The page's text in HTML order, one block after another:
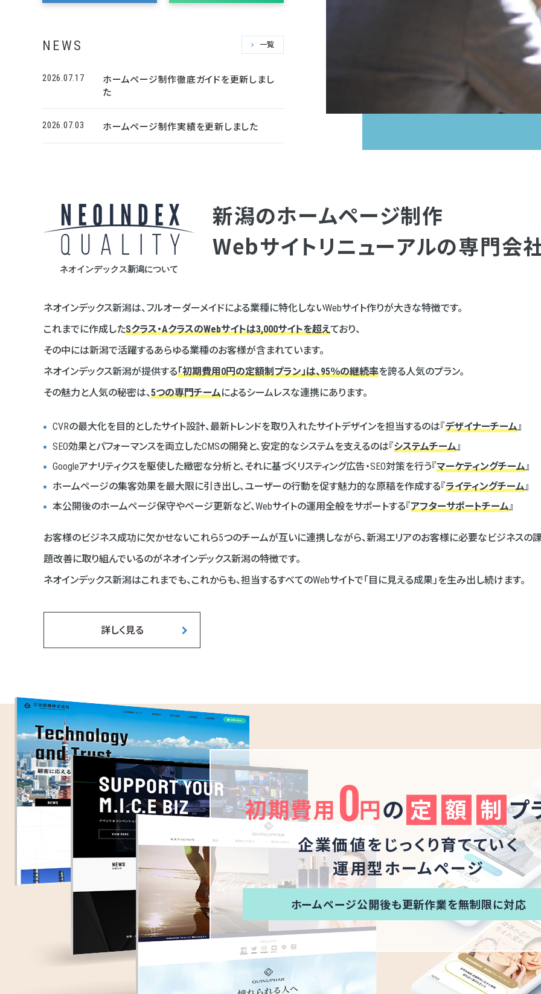
NEWS
2026.07.17
ホームページ制作徹底ガイドを更新しまし
た
2026.07.03 ホームページ制作実績を更新しました
一覧
ネオインデックス新潟について
新潟のホームページ制作
Webサイトリニューアルの専門会
ネオインデックス新潟は、フルオーダーメイドによる業種に特化しないWebサイト作りが大きな特徴です。
これまでに作成したSクラス・AクラスのWebサイトは3,000サイトを超えており、
その中には新潟で活躍するあらゆる業種のお客様が含まれています。
ネオインデックス新潟が提供する「初期費用0円の定額制プラン」は、95％の継続率を誇る人気のプラン。
その魅力と人気の秘密は、5つの専門チームによるシームレスな連携にあります。
CVRの最大化を目的としたサイト設計、最新トレンドを取り入れたサイトデザインを担当するのは『デザイナーチーム』
SEO効果とパフォーマンスを両立したCMSの開発と、安定的なシステムを支えるのは『システムチーム』
Googleアナリティクスを駆使した緻密な分析と、それに基づくリスティング広告・SEO対策を行う『マーケティングチーム』
ホームページの集客効果を最大限に引き出し、ユーザーの行動を促す魅力的な原稿を作成する『ライティングチーム』
本公開後のホームページ保守やページ更新など、Webサイトの運用全般をサポートする『アフターサポートチーム』
お客様のビジネス成功に欠かせないこれら5つのチームが互いに連携しながら、新潟エリアのお客様に必要なビジネスの
題改善に取り組んでいるのがネオインデックス新潟の特徴です。
ネオインデックス新潟はこれまでも、これからも、担当するすべてのWebサイトで「目に見える成果」を生み出し続けます。
詳しく見る
初期費用 0円の 定 額 制 プ
企業価値をじっくり育てていく
運用型ホームページ
ホームページ公開後も更新作業を無制限に対応